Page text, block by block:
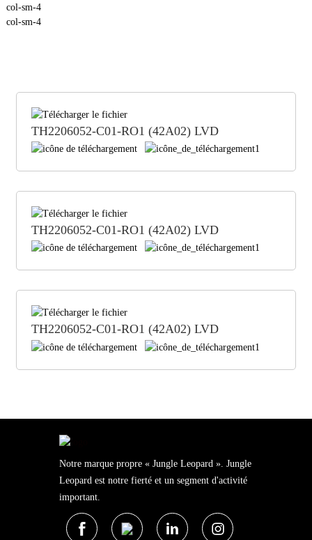
col-sm-4
col-sm-4
TH2206052-C01-RO1 (42A02) LVD
TH2206052-C01-RO1 (42A02) LVD
TH2206052-C01-RO1 (42A02) LVD
Notre marque propre « Jungle Leopard ». Jungle
Leopard est notre fierté et un segment d'activité
important.